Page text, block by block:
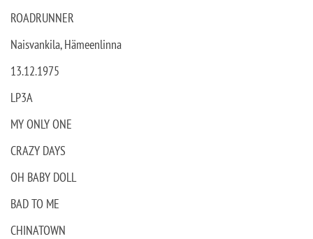
ROADRUNNER
Naisvankila, Hämeenlinna
13.12.1975
LP3A
MY ONLY ONE
CRAZY DAYS
OH BABY DOLL
BAD TO ME
CHINATOWN